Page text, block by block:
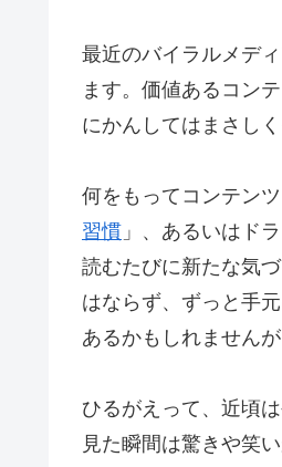
最近のバイラルメデ
ます。価値あるコン
にかんしてはまさし
何をもってコンテン
習慣 」、あるいはド
読むたびに新たな気
はならず、ずっと手
あるかもしれません
ひるがえって、近頃
見た瞬間は驚きや笑